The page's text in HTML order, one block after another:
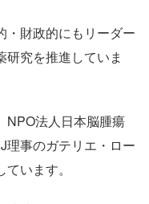
・財政的にもリーダー
研究を推進していま
NPO法人日本脳腫瘍
理事のガテリエ・ロー
います。